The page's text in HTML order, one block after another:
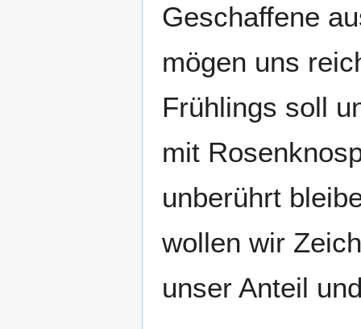
Geschaffene
mögen uns
Frühlings soll
mit
unberührt
wollen wir
unser Anteil